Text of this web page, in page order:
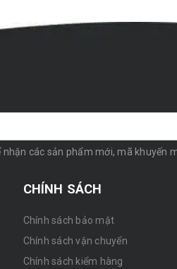
các sản phẩm mới, mã khuyến
CHÍNH SÁCH
Chính sách bảo mật
Chính sách vận chuyển
Chính sách kiểm hàng